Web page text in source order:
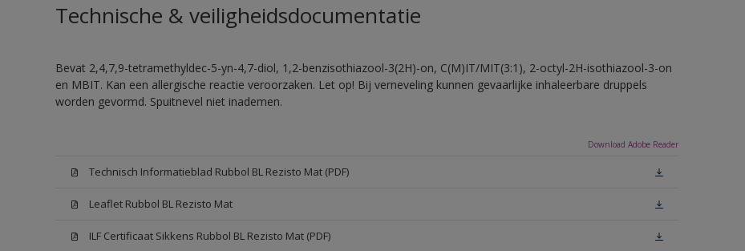
Technische & veiligheidsdocumentatie
Bevat 2,4,7,9-tetramethyldec-5-yn-4,7-diol, 1,2-benzisothiazool-3(2H)-on, C(M)IT/MIT(3:1), 2-octyl-2H-isothiazool-3-on
en MBIT. Kan een allergische reactie veroorzaken. Let op! Bij verneveling kunnen gevaarlijke inhaleerbare druppels
worden gevormd. Spuitnevel niet inademen.
Download Adobe Reader
Technisch Informatieblad Rubbol BL Rezisto Mat (PDF)
Leaflet Rubbol BL Rezisto Mat
ILF Certificaat Sikkens Rubbol BL Rezisto Mat (PDF)